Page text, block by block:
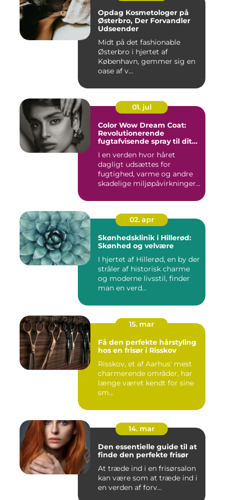
Opdag Kosmetologer på
Østerbro, Der Forvandler
Udseender
Midt på det fashionable
Østerbro i hjertet af
København, gemmer sig en
oase af v...
01. jul
Color Wow Dream Coat:
Revolutionerende
fugtafvisende spray til dit
I en verden hvor håret
dagligt udsættes for
fugtighed, varme og andre
skadelige miljøpåvirkninger,
02. apr
Skønhedsklinik i Hillerød:
Skønhed og velvære
I hjertet af Hillerød, en by der
stråler af historisk charme
og moderne livsstil, finder
man en verd...
15. mar
Få den perfekte hårstyling
hos en frisør i Risskov
Risskov, et af Aarhus' mest
charmerende områder, har
længe været kendt for sine
sm...
14. mar
Den essentielle guide til at
finde den perfekte frisør
At træde ind i en frisørsalon
kan være som at træde ind i
en verden af forv...